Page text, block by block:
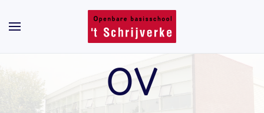
Skip to main content
OV